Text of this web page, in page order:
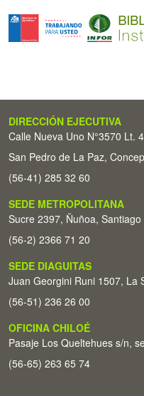
DIRECCIÓN EJECUTIVA
Calle Nueva Uno N°3570 Lt.
San Pedro de La Paz,
(56-41) 285 32 60
SEDE METROPOLITANA
Sucre 2397, Ñuñoa, Santiago
(56-2) 2366 71 20
SEDE DIAGUITAS
Juan Georgini Runi 1507, La
(56-51) 236 26 00
OFICINA CHILOÉ
Pasaje Los Queltehues s/n,
(56-65) 263 65 74